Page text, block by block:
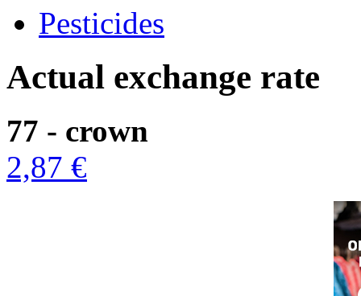
Pesticides
Actual exchange rate
77 - crown
2,87 €